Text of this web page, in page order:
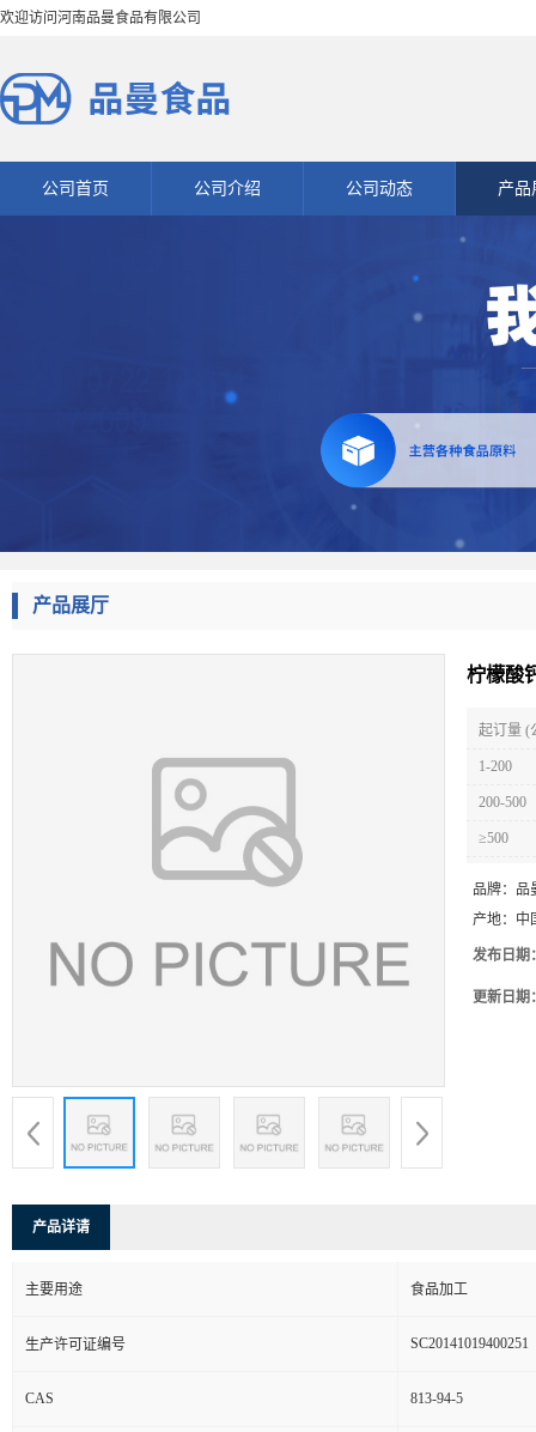
欢迎访问河南品曼食品有限公司
公司首页 公司介绍 公司动态 产品
产品展厅
柠檬酸
起订量 (
1-200
200-500
≥500
品牌： 品
产地： 中
发布日期
更新日期
产品详请
主要用途 食品加工
生产许可证编号 SC20141019400251
CAS 813-94-5